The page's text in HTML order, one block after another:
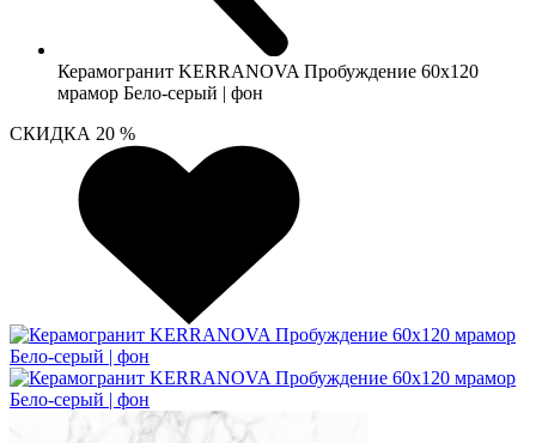
Керамогранит KERRANOVA Пробуждение 60х120
мрамор Бело-серый | фон
СКИДКА 20 %